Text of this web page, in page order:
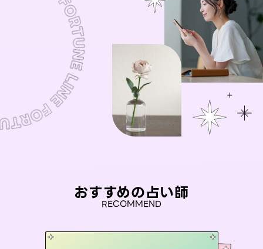
おすすめの占い師
RECOMMEND